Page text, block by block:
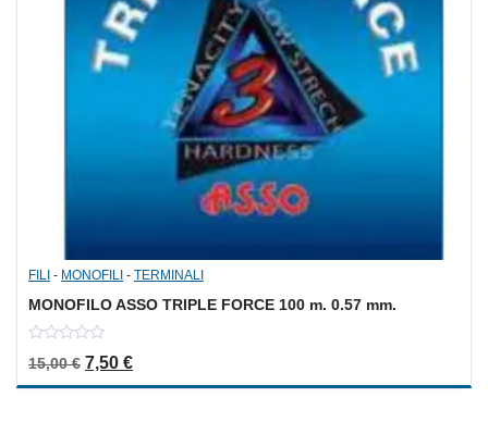
FILI - MONOFILI - TERMINALI
MONOFILO ASSO TRIPLE FORCE 100 m. 0.57 mm.
out
of
15,00€ Il prezzo originale era: 15,00 €.
7,50 €Il prezzo attuale è: 7,50 €.